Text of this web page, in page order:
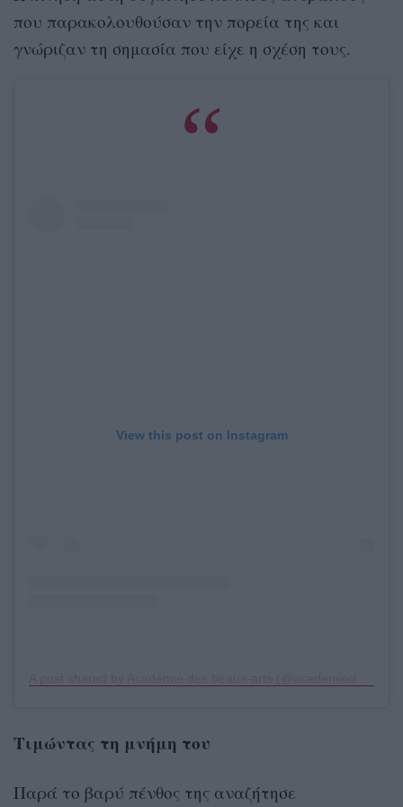
που παρακολουθούσαν την πορεία της και
γνώριζαν τη σημασία που είχε η σχέση τους.
View this post on Instagram
Τιμώντας τη μνήμη του
Παρά το βαρύ πένθος της αναζήτησε